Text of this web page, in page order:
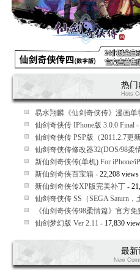
热门
Hots
易水翔麟《仙剑奇侠传》漫画单
仙剑奇侠传 IPhone版 3.0.0 Final-
仙剑奇侠传 PSP版（2011.2.7更新
仙剑奇侠传修改器32(DOS/98柔
新仙剑奇侠传(单机) For iPhone/
新仙剑奇侠百宝箱 - 22,208 views
新仙剑奇侠传XP版完美补丁-
仙剑奇侠传 SS（SEGA Saturn，
《仙剑奇侠传98柔情篇》官方免
仙剑梦幻版 Ver 2.11 - 17,830
最新
New